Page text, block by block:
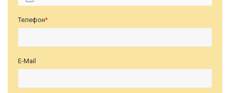
Телефон*
E-Mail